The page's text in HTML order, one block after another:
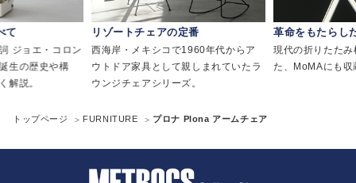
て
ジョエ・コロン
生の歴史や構
解説。
リゾートチェアの定番
西海岸・メキシコで1960年代からア
ウトドア家具として親しまれていたラ
ウンジチェアシリーズ。
革命をもたらし
現代の折りたた
た、MoMAにも収
トップページ FURNITURE プロナ Plona アームチェア